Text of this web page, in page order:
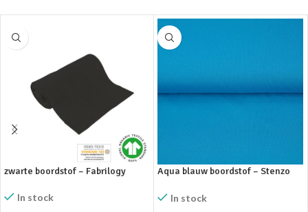
zwarte boordstof – Fabrilogy
In stock
Aqua blauw boordstof – Stenzo
In stock